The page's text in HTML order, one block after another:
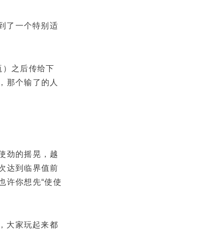
一个特别适
之后传给下
那个输了的人
劲的摇晃，越
达到临界值前
许你想先“使使
家玩起来都